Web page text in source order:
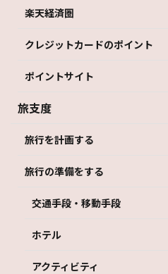
楽天経済圏
クレジットカードのポイント
ポイントサイト
旅支度
旅行を計画する
旅行の準備をする
交通手段・移動手段
ホテル
アクティビティ